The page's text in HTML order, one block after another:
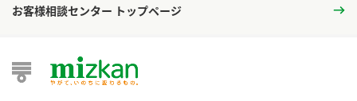
お客様相談センター トップページ